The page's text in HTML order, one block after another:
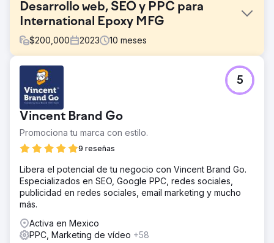
Desarrollo web, SEO y PPC para
International Epoxy MFG
$200,000 2023 10 meses
El reto
Cree una nueva marca de epoxi centrada en el
consumidor de nuestro fabricante corporativo B2B.
La solución
Entropy Resin con programación backend personalizada
en WordPress y WooCommerce. Lo integraron con
mercado y administraron nuestro SEO y SEM, mejorando
nuestra presencia en línea de manera efectiva.
El resultado
56% en lo que va del año. La integración con nuestro
CRM simplifica el marketing para los consumidores finales
Vincent Brand Go
Promociona tu marca con estilo.
9 reseñas
5
Libera el potencial de tu negocio con Vincent Brand Go.
Especializados en SEO, Google PPC, redes sociales,
publicidad en redes sociales, email marketing y mucho
más.
Activa en Mexico
PPC, Marketing de vídeo +58